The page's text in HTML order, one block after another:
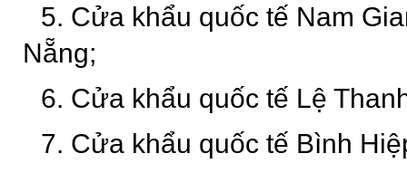
5. Cửa khẩu quốc tế Nam
Nẵng;
6. Cửa khẩu quốc tế Lệ
7. Cửa khẩu quốc tế Bình